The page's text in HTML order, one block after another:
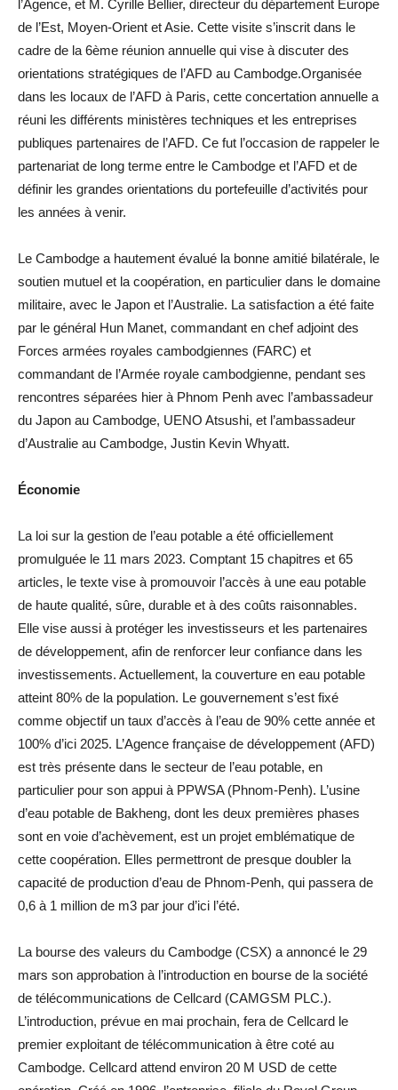
l’Agence, et M. Cyrille Bellier, directeur du département Europe
de l’Est, Moyen-Orient et Asie. Cette visite s’inscrit dans le
cadre de la 6ème réunion annuelle qui vise à discuter des
orientations stratégiques de l’AFD au Cambodge.Organisée
dans les locaux de l’AFD à Paris, cette concertation annuelle a
réuni les différents ministères techniques et les entreprises
publiques partenaires de l’AFD. Ce fut l’occasion de rappeler le
partenariat de long terme entre le Cambodge et l’AFD et de
définir les grandes orientations du portefeuille d’activités pour
les années à venir.
Le Cambodge a hautement évalué la bonne amitié bilatérale, le
soutien mutuel et la coopération, en particulier dans le domaine
militaire, avec le Japon et l’Australie. La satisfaction a été faite
par le général Hun Manet, commandant en chef adjoint des
Forces armées royales cambodgiennes (FARC) et
commandant de l’Armée royale cambodgienne, pendant ses
rencontres séparées hier à Phnom Penh avec l’ambassadeur
du Japon au Cambodge, UENO Atsushi, et l’ambassadeur
d’Australie au Cambodge, Justin Kevin Whyatt.
Économie
La loi sur la gestion de l’eau potable a été officiellement
promulguée le 11 mars 2023. Comptant 15 chapitres et 65
articles, le texte vise à promouvoir l’accès à une eau potable
de haute qualité, sûre, durable et à des coûts raisonnables.
Elle vise aussi à protéger les investisseurs et les partenaires
de développement, afin de renforcer leur confiance dans les
investissements. Actuellement, la couverture en eau potable
atteint 80% de la population. Le gouvernement s’est fixé
comme objectif un taux d’accès à l’eau de 90% cette année et
100% d’ici 2025. L’Agence française de développement (AFD)
est très présente dans le secteur de l’eau potable, en
particulier pour son appui à PPWSA (Phnom-Penh). L’usine
d’eau potable de Bakheng, dont les deux premières phases
sont en voie d’achèvement, est un projet emblématique de
cette coopération. Elles permettront de presque doubler la
capacité de production d’eau de Phnom-Penh, qui passera de
0,6 à 1 million de m3 par jour d’ici l’été.
La bourse des valeurs du Cambodge (CSX) a annoncé le 29
mars son approbation à l’introduction en bourse de la société
de télécommunications de Cellcard (CAMGSM PLC.).
L’introduction, prévue en mai prochain, fera de Cellcard le
premier exploitant de télécommunication à être coté au
Cambodge. Cellcard attend environ 20 M USD de cette